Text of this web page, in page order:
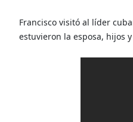
Francisco visitó al líder
estuvieron la esposa, hijos